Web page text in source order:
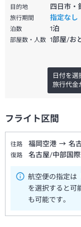
目的地 四日市・
旅行期間 指定なし
泊数 1泊
部屋数・人数 1部屋/お
日付を選
旅行代金
フライト区間
往路 福岡空港 → 名
復路 名古屋/中部国
航空便の指定は
を選択すると可
も可能です。